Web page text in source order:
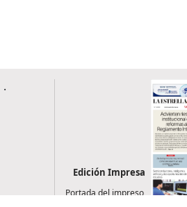
Edición Impresa
Portada del impreso